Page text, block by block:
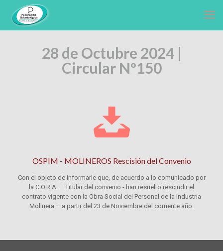
28 de Octubre 2024 |
Circular Nº150
OSPIM - MOLINEROS Rescisión del Convenio
Con el objeto de informarle que, de acuerdo a lo comunicado por
la C.O.R.A. – Titular del convenio - han resuelto rescindir el
contrato vigente con la Obra Social del Personal de la Industria
Molinera – a partir del 23 de Noviembre del corriente año.